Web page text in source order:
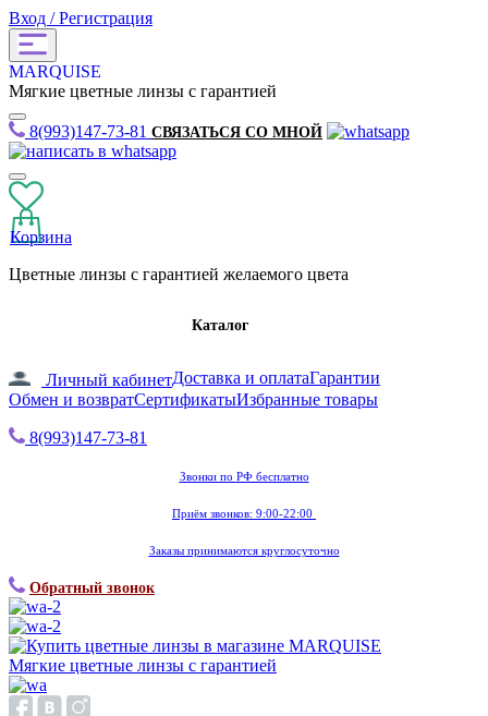
Вход / Регистрация
MARQUISE
Мягкие цветные линзы с гарантией
8(993)147-73-81 СВЯЗАТЬСЯ СО МНОЙ
Корзина
Цветные линзы с гарантией желаемого цвета
Каталог
Личный кабинетДоставка и оплатаГарантии
Обмен и возвратСертификатыИзбранные товары
8(993)147-73-81
Звонки по РФ бесплатно
Приём звонков: 9:00-22:00
Заказы принимаются круглосуточно
Обратный звонок
Мягкие цветные линзы с гарантией